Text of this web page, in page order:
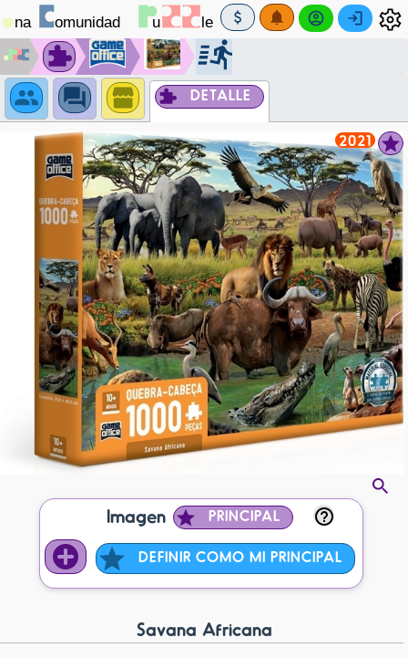
DETALLE
2021
Imagen PRINCIPAL
DEFINIR COMO MI PRINCIPAL
Savana Africana